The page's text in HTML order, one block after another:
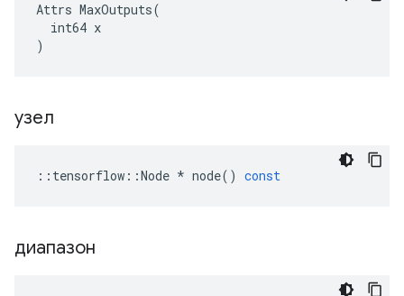
Attrs MaxOutputs(
  int64 x
)
узел
:: tensorflow ::Node * node() const
диапазон